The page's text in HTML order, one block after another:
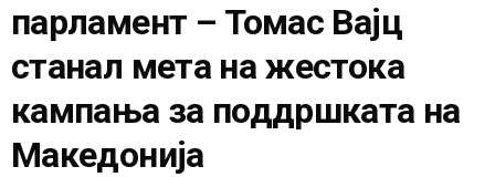
парламент – Томас Вајц
станал мета на жестока
кампања за поддршката на
Македонија